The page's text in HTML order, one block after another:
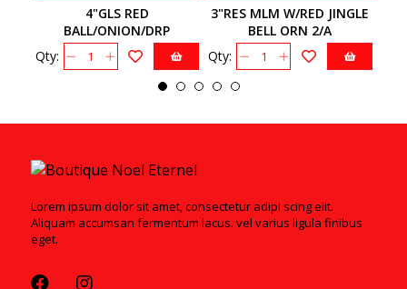
4"GLS RED
BALL/ONION/DRP
W/HOLLY 3A
Qty:
3"RES MLM W/RED JINGLE
BELL ORN 2/A
Qty:
Lorem ipsum dolor sit amet, consectetur adipi scing elit.
Aliquam accumsan fermentum lacus. vel varius ligula finibus
eget.